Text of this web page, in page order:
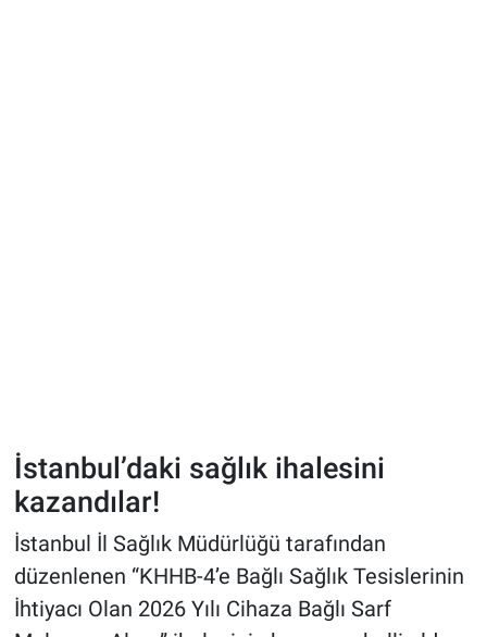
İstanbul’daki sağlık ihalesini
kazandılar!
İstanbul İl Sağlık Müdürlüğü tarafından
düzenlenen “KHHB-4’e Bağlı Sağlık Tesislerinin
İhtiyacı Olan 2026 Yılı Cihaza Bağlı Sarf